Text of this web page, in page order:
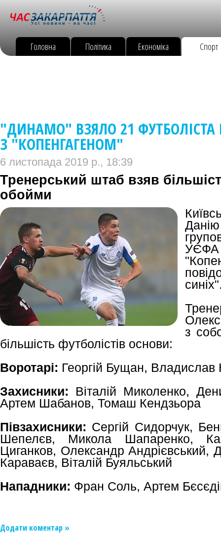
Головна Політика Економіка Спорт
"ДИНАМО" ВЗЯЛО 21
З "КОПЕНГАГЕНОМ"
6 листопада 2019 р., 18:39
Тренерський штаб взяв
обойми
з
більшість футболістів основи:
Воротарі: Георгій Бущан,
Захисники: Віталій Миколенко,
Артем Шабанов, Томаш Кендзьора
Півзахисники: Сергій Сидорчук,
Шепелєв, Микола Шапаренко,
Циганков, Олександр
Караваєв, Віталій Буяльський
Нападники: Фран Соль, Артем
Додати коментар »